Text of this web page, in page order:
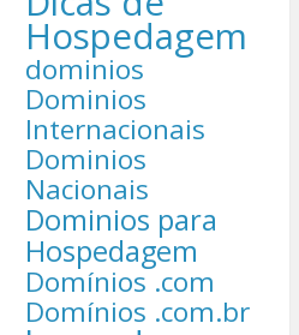
Hospedagem
dominios
Dominios
Internacionais
Dominios
Nacionais
Dominios para
Hospedagem
Domínios .com
Domínios .com.br